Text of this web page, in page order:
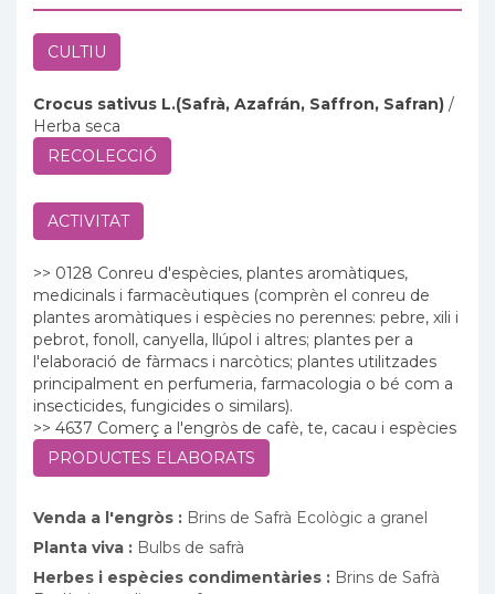
CULTIU
Crocus sativus L.(Safrà, Azafrán, Saffron, Safran) /
Herba seca
RECOLECCIÓ
ACTIVITAT
>> 0128 Conreu d'espècies, plantes aromàtiques,
medicinals i farmacèutiques (comprèn el conreu de
plantes aromàtiques i espècies no perennes: pebre, xili i
pebrot, fonoll, canyella, llúpol i altres; plantes per a
l'elaboració de fàrmacs i narcòtics; plantes utilitzades
principalment en perfumeria, farmacologia o bé com a
insecticides, fungicides o similars).
>> 4637 Comerç a l'engròs de cafè, te, cacau i espècies
PRODUCTES ELABORATS
Venda a l'engròs : Brins de Safrà Ecològic a granel
Planta viva : Bulbs de safrà
Herbes i espècies condimentàries : Brins de Safrà